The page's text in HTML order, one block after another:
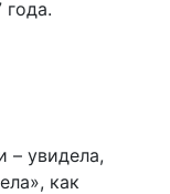
– увидела,
как